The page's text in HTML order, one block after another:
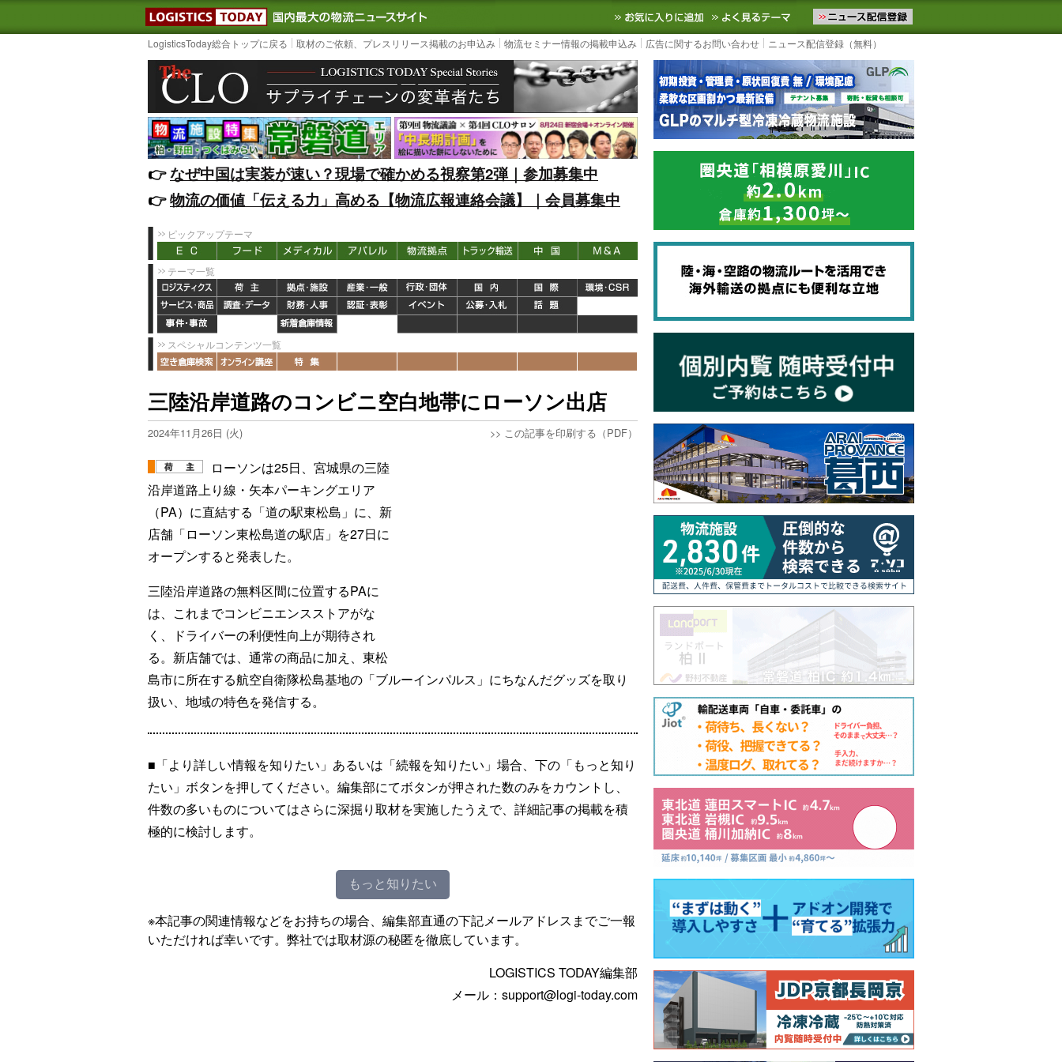
LOGISTICS TODAY｜国内最大の物流ニュースサイト3PL, SCMなど国内外の最新の物流ニュースをお届けします。物流ニュースメール配信を登録す
お気に入りに追加 よく見るテーマ
LogisticsToday総合トップに戻る 取材のご依頼、プレスリリース掲載のお申込み 物流セミナー情報の掲載申込み 広告に関するお問い合わせ ニュース配信登録（無料）
👉️なぜ中国は実装が速い？現場で確かめる視察第2弾｜参加募集中
👉️物流の価値「伝える力」高める【物流広報連絡会議】｜会員募集中
ピックアップテーマ
テーマ一覧
スペシャルコンテンツ一覧
三陸沿岸道路のコンビニ空白地帯にローソン出店
2024年11月26日 (火) >> この記事を印刷する（PDF）
ローソンは25日、宮城県の三陸
沿岸道路上り線・矢本パーキングエリア
（PA）に直結する「道の駅東松島」に、新
店舗「ローソン東松島道の駅店」を27日に
オープンすると発表した。
三陸沿岸道路の無料区間に位置するPAに
は、これまでコンビニエンスストアがな
く、ドライバーの利便性向上が期待され
る。新店舗では、通常の商品に加え、東松
島市に所在する航空自衛隊松島基地の「ブルーインパルス」にちなんだグッズを取り
扱い、地域の特色を発信する。
■「より詳しい情報を知りたい」あるいは「続報を知りたい」場合、下の「もっと知り
たい」ボタンを押してください。編集部にてボタンが押された数のみをカウントし、
件数の多いものについてはさらに深掘り取材を実施したうえで、詳細記事の掲載を積
極的に検討します。
もっと知りたい
※本記事の関連情報などをお持ちの場合、編集部直通の下記メールアドレスまでご一報
いただければ幸いです。弊社では取材源の秘匿を徹底しています。
LOGISTICS TODAY編集部
メール：support@logi-today.com